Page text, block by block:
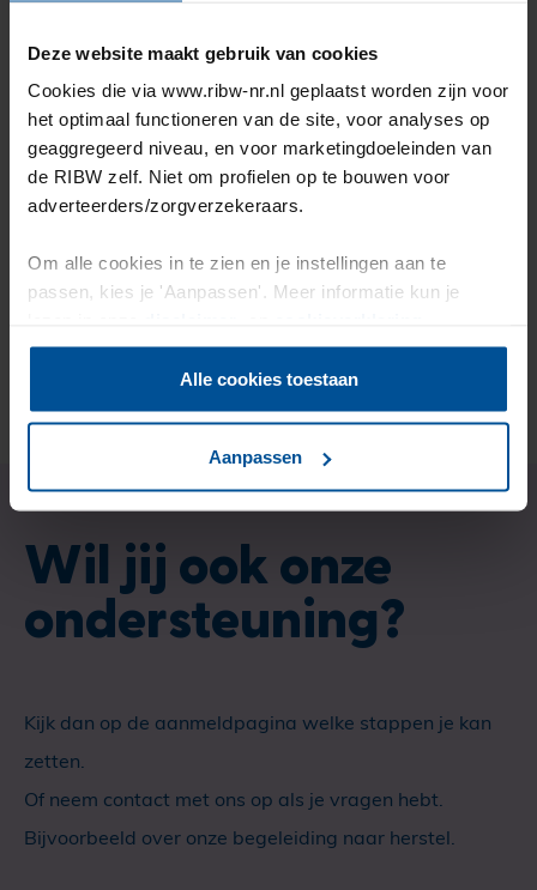
Deze website maakt gebruik van cookies
Cookies die via www.ribw-nr.nl geplaatst worden zijn voor
het optimaal functioneren van de site, voor analyses op
geaggregeerd niveau, en voor marketingdoeleinden van
de RIBW zelf. Niet om profielen op te bouwen voor
adverteerders/zorgverzekeraars.
Om alle cookies in te zien en je instellingen aan te
passen, kies je 'Aanpassen'. Meer informatie kun je
Alle cookies toestaan
Aanpassen
Ervaringsverhalen
Lamar over werk als medicijn &
iets meemaken op de
arbeidsmarkt
Wil jij ook onze
ondersteuning?
Kijk dan op de aanmeldpagina welke stappen je kan
zetten.
Of neem contact met ons op als je vragen hebt.
Bijvoorbeeld over onze begeleiding naar herstel.